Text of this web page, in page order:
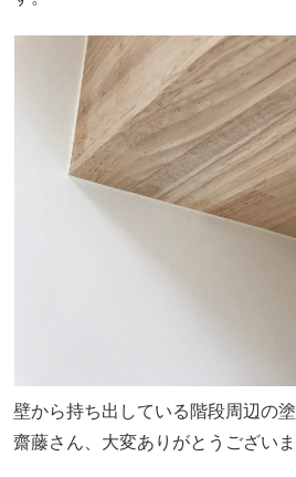
壁から持ち出している階段周辺の
齋藤さん、大変ありがとうございま